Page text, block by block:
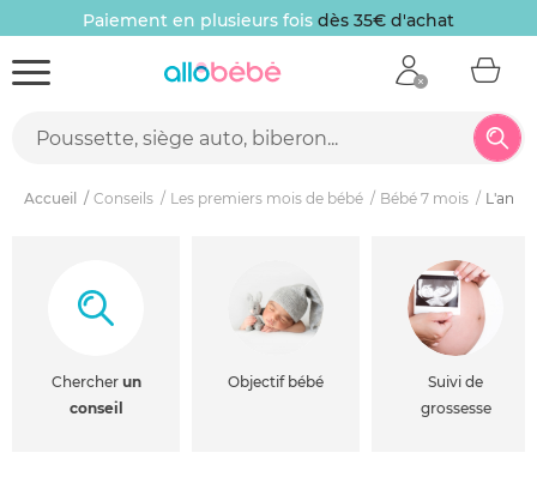
Paiement en plusieurs fois dès 35€ d'achat
Accueil Conseils Les premiers mois de bébé Bébé 7 mois
Chercher un
conseil
Objectif bébé
Suivi de
grossesse